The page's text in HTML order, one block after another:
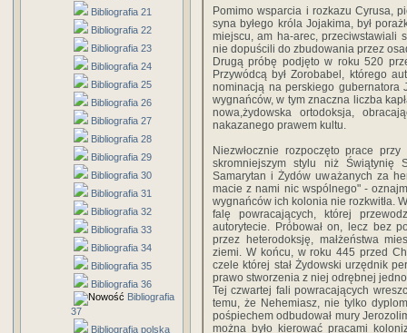
Bibliografia 21
Bibliografia 22
Bibliografia 23
Bibliografia 24
Bibliografia 25
Bibliografia 26
Bibliografia 27
Bibliografia 28
Bibliografia 29
Bibliografia 30
Bibliografia 31
Bibliografia 32
Bibliografia 33
Bibliografia 34
Bibliografia 35
Bibliografia 36
Bibliografia
37
Bibliografia polska
Pomimo wsparcia i rozkazu Cyrusa,
syna byłego króla Jojakima, był
miejscu, am ha-arec, przeciwstawiali
nie dopuścili do zbudowania przez
Drugą próbę podjęto w roku 520
Przywódcą był Zorobabel, którego
nominacją na perskiego gubernatora
wygnańców, w tym znaczna liczba
nowa,żydowska ortodoksja,
nakazanego prawem kultu.
Niezwłocznie rozpoczęto prace
skromniejszym stylu niż Świątynię
Samarytan i Żydów uważanych za
macie z nami nic wspólnego" -
wygnańców ich kolonia nie rozkwitła.
falę powracających, której
autorytecie. Próbował on, lecz bez
przez heterodoksję, małżeństwa
ziemi. W końcu, w roku 445 przed
czele której stał Żydowski urzędnik
prawo stworzenia z niej odrębnej
Tej czwartej fali powracających
temu, że Nehemiasz, nie tylko
pośpiechem odbudował mury
można było kierować pracami